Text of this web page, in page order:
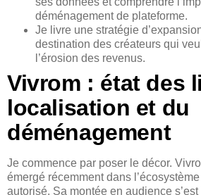
déménagement de plateforme.
Je livre une stratégie
destination des créateurs qui
l’érosion des revenus.
Vivrom : état des
localisation et du
déménagement
Je commence par poser le décor.
émergé récemment dans
autorisé. Sa montée en audience